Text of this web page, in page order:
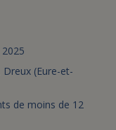
Dreux (Eure-et-
de moins de 12